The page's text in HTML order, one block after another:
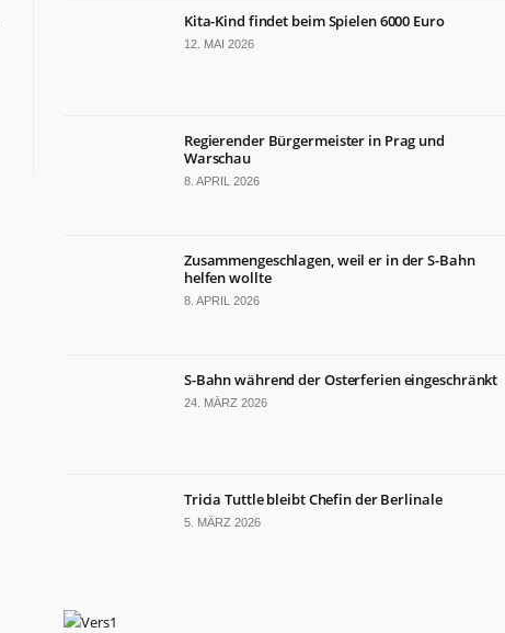
Kita-Kind findet beim Spielen 6000 Euro
12. MAI 2026
Regierender Bürgermeister in Prag und
Warschau
8. APRIL 2026
Zusammengeschlagen, weil er in der S-Bahn
helfen wollte
8. APRIL 2026
S-Bahn während der Osterferien eingeschränkt
24. MÄRZ 2026
Tricia Tuttle bleibt Chefin der Berlinale
5. MÄRZ 2026